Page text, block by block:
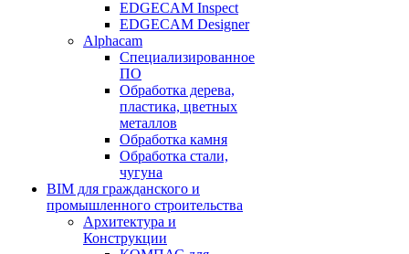
EDGECAM Inspect
EDGECAM Designer
Alphacam
Специализированное
ПО
Обработка дерева,
пластика, цветных
металлов
Обработка камня
Обработка стали,
чугуна
BIM для гражданского и
промышленного строительства
Архитектура и
Конструкции